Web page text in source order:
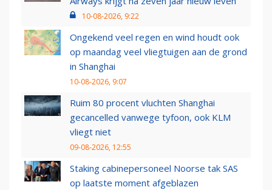
10-08-2026, 9:22
Ongekend veel regen en wind houdt ook
op maandag veel vliegtuigen aan de grond
in Shanghai
10-08-2026, 9:07
Ruim 80 procent vluchten Shanghai
gecancelled vanwege tyfoon, ook KLM
vliegt niet
09-08-2026, 12:55
Staking cabinepersoneel Noorse tak SAS
op laatste moment afgeblazen